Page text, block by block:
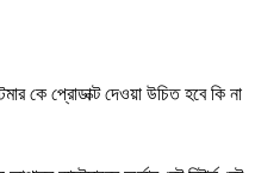
কে প্রোডাক্ট দেওয়া উচিত হবে কি না